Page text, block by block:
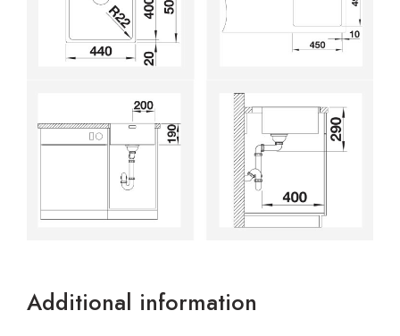
Additional information